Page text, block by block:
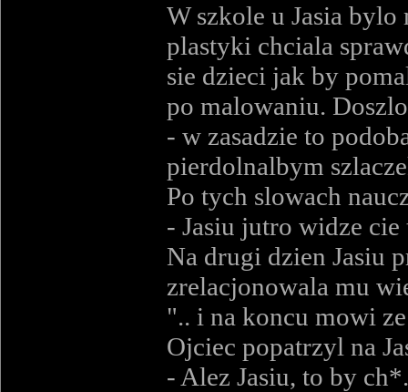
W szkole u Jasia
plastyki chciala
sie dzieci jak by
po malowaniu.
- w zasadzie to
pierdolnalbym
Po tych slowach
- Jasiu jutro widze cie
Na drugi dzien Jasiu
zrelacjonowala mu
".. i na koncu mowi
Ojciec popatrzyl na
- Alez Jasiu, to by